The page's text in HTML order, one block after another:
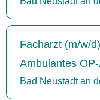
Facharzt (m/w/
Ambulantes
Bad Neustadt an